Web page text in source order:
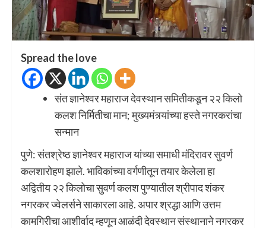
Spread the love
संत ज्ञानेश्वर महाराज देवस्थान समितीकडून २२ किलो
कलश निर्मितीचा मान; मुख्यमंत्र्यांच्या हस्ते नगरकरांचा
सन्मान
पुणे: संतश्रेष्ठ ज्ञानेश्वर महाराज यांच्या समाधी मंदिरावर सुवर्ण
कलशारोहण झाले. भाविकांच्या वर्गणीतून तयार केलेला हा
अद्वितीय २२ किलोचा सुवर्ण कलश पुण्यातील श्रीपाद शंकर
नगरकर ज्वेलर्सने साकारला आहे. अपार श्रद्धा आणि उत्तम
कामगिरीचा आशीर्वाद म्हणून आळंदी देवस्थान संस्थानाने नगरकर